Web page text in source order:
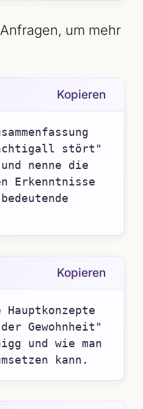
um mehr
Kopieren
stört"
nenne die
Erkenntnisse
Kopieren
Gewohnheit"
und wie man
kann.